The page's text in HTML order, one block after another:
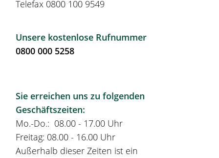
Telefax 0800 100 9549
Unsere kostenlose Rufnummer
0800 000 5258
Sie erreichen uns zu folgenden
Geschäftszeiten:
Mo.-Do.: 08.00 - 17.00 Uhr
Freitag: 08.00 - 16.00 Uhr
Außerhalb dieser Zeiten ist ein